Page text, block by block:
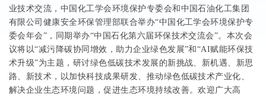
业技术交流，中国化工学会环境保护专委会和中国石油化工集团
有限公司健康安全环保管理部联合举办“中国化工学会环境保护专
委会年会”，同期举办“中国石化第六届环保技术交流会”。本次会
议将以“减污降碳协同增效，助力企业绿色发展”和“AI赋能环保技
术升级”为主题，研讨绿色低碳技术发展的新挑战、新机遇、新思
路、新技术，以加快科技成果研发、推动绿色低碳技术产业化、
解决企业生态环境问题，促进生态环境持续改善。欢迎广大高